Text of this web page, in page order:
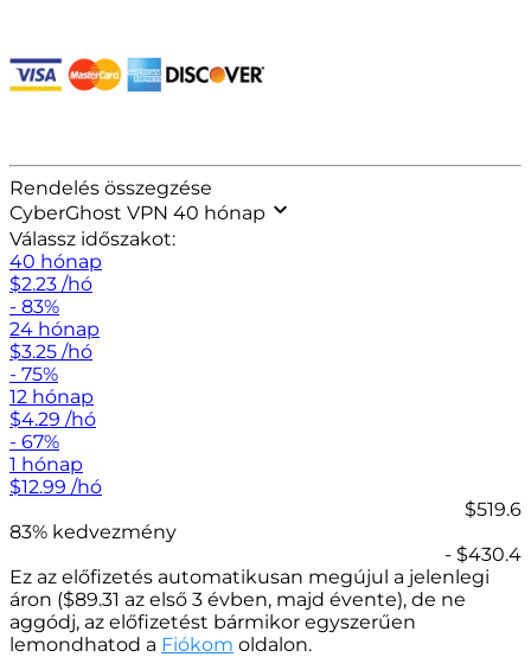
Rendelés összegzése
CyberGhost VPN 40 hónap
Válassz időszakot:
40 hónap
$2.23 /hó
- 83%
24 hónap
$3.25 /hó
- 75%
12 hónap
$4.29 /hó
- 67%
1 hónap
$12.99 /hó
$519.6
83% kedvezmény
- $430.4
Ez az előfizetés automatikusan megújul a jelenlegi
áron ($89.31 az első 3 évben, majd évente), de ne
aggódj, az előfizetést bármikor egyszerűen
lemondhatod a Fiókom oldalon.